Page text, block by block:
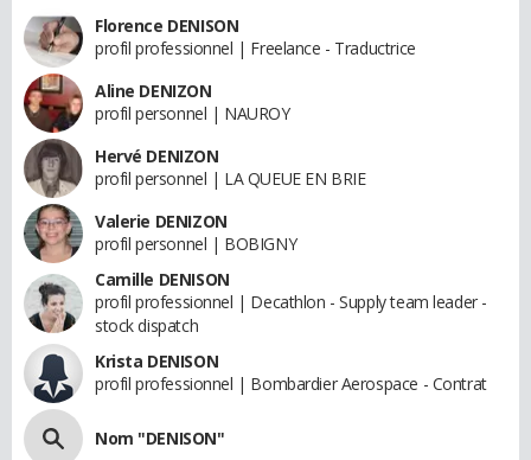
Florence DENISON
profil professionnel | Freelance - Traductrice
Aline DENIZON
profil personnel | NAUROY
Hervé DENIZON
profil personnel | LA QUEUE EN BRIE
Valerie DENIZON
profil personnel | BOBIGNY
Camille DENISON
profil professionnel | Decathlon - Supply team leader -
stock dispatch
Krista DENISON
profil professionnel | Bombardier Aerospace - Contrat
Nom "DENISON"